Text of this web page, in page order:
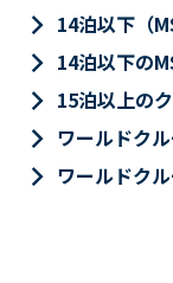
keyboard_arrow_right 14泊以下（
keyboard_arrow_right 14泊以下の
keyboard_arrow_right 15泊以上の
keyboard_arrow_right ワールドク
keyboard_arrow_right ワールドク